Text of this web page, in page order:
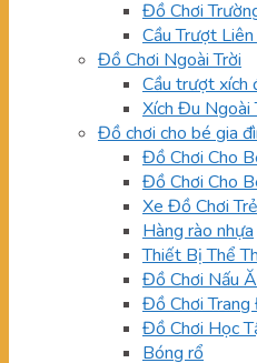
Đồ Chơi
Cầu Trượt
Đồ Chơi Ngoài Trời
Cầu trượt xích
Xích Đu Ngoài
Đồ chơi cho bé gia
Đồ Chơi Cho
Đồ Chơi Cho
Xe Đồ Chơi
Hàng rào nhựa
Thiết Bị Thể
Đồ Chơi Nấu
Đồ Chơi
Đồ Chơi Học
Bóng rổ